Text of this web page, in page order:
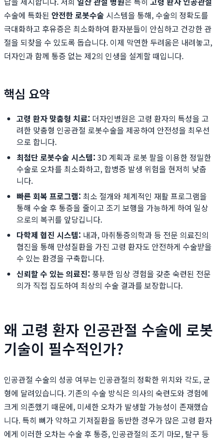
수술에 특화된 안전한 로봇수술 시스템을 통해, 수술의 정확도를
극대화하고 후유증은 최소화하여 환자분들이 안심하고 건강한 관
절을 되찾을 수 있도록 돕습니다. 이제 막연한 두려움은 내려놓고,
더자인과 함께 통증 없는 제2의 인생을 설계할 때입니다.
핵심 요약
고령 환자 맞춤형 치료: 더자인병원은 고령 환자의 특성을 고
려한 맞춤형 인공관절 로봇수술을 제공하여 안전성을 최우선
으로 합니다.
최첨단 로봇수술 시스템: 3D 계획과 로봇 팔을 이용한 정밀한
수술로 오차를 최소화하고, 합병증 발생 위험을 현저히 낮춥
니다.
빠른 회복 프로그램: 최소 절개와 체계적인 재활 프로그램을
통해 수술 후 통증을 줄이고 조기 보행을 가능하게 하여 일상
으로의 복귀를 앞당깁니다.
다학제 협진 시스템: 내과, 마취통증의학과 등 전문 의료진의
협진을 통해 만성질환을 가진 고령 환자도 안전하게 수술받을
수 있는 환경을 구축합니다.
신뢰할 수 있는 의료진: 풍부한 임상 경험을 갖춘 숙련된 전문
의가 직접 집도하여 최상의 수술 결과를 보장합니다.
왜 고령 환자 인공관절 수술에 로봇
기술이 필수적인가?
인공관절 수술의 성공 여부는 인공관절의 정확한 위치와 각도, 균
형에 달려있습니다. 기존의 수술 방식은 의사의 숙련도와 경험에
크게 의존했기 때문에, 미세한 오차가 발생할 가능성이 존재했습
니다. 특히 뼈가 약하고 기저질환을 동반한 경우가 많은 고령 환자
에게 이러한 오차는 수술 후 통증, 인공관절의 조기 마모, 탈구 등